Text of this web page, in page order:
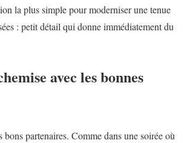
la plus simple pour moderniser une tenue
: petit détail qui donne immédiatement du
avec les bonnes
bons partenaires. Comme dans une soirée où